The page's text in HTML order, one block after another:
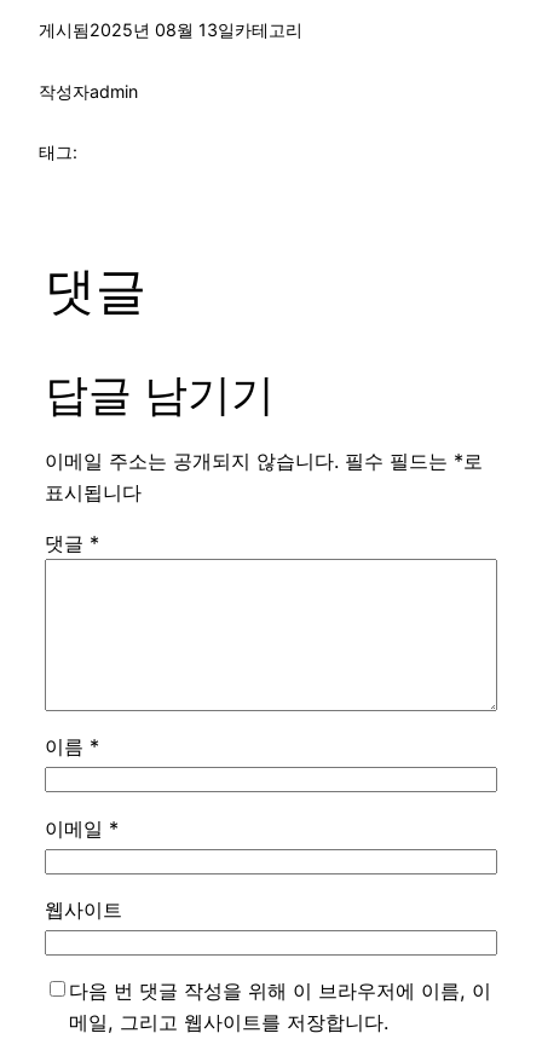
게시됨2025년 08월 13일카테고리
작성자admin
태그:
댓글
답글 남기기
이메일 주소는 공개되지 않습니다. 필수 필드는 *로
표시됩니다
댓글 *
이름 *
이메일 *
웹사이트
다음 번 댓글 작성을 위해 이 브라우저에 이름, 이
메일, 그리고 웹사이트를 저장합니다.